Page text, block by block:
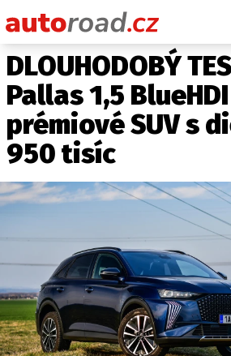
AUTA
TESTY AUT
NOVINKY
HISTORIE
ZAJÍMAVOSTI
EKONOMIKA
ČESKÝ TRH
TUNING
PROFI
DLOUHODOBÝ
Pallas 1,5
prémiové SUV s
950 tisíc